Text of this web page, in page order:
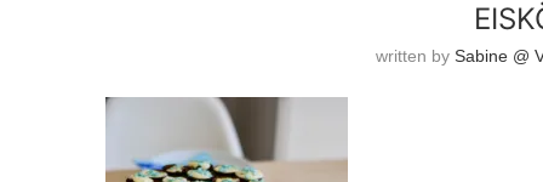
written bySabine @